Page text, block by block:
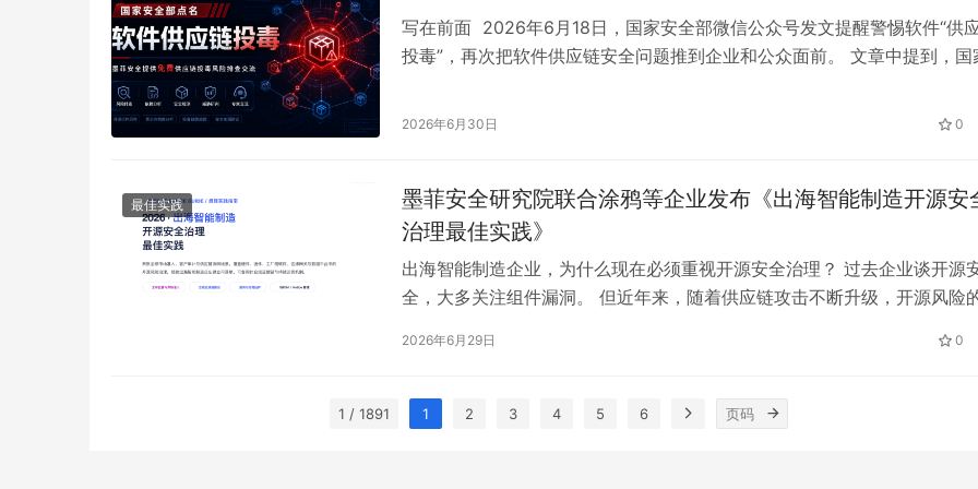
写在前面 2026年6月18日，国家安全部微信公众号发文提醒警惕软件“供
投毒”，再次把软件供应链安全问题推到企业和公众面前。 文章中提到，国
源软件仓库和商用工具两大核心供应链场景。 而且相关“供应链投毒”事件呈
2026年6月30日 0
最佳实践
墨菲安全研究院联合涂鸦等企业发布《出海智能制造开源安
治理最佳实践》
出海智能制造企业，为什么现在必须重视开源安全治理？ 过去企业谈开源
全，大多关注组件漏洞。 但近年来，随着供应链攻击不断升级，开源风险
为新的风险入口。 对出海智能制造企业来说，这个问题比互联网软件更复
和…
2026年6月29日 0
1 / 1891 1 2 3 4 5 6